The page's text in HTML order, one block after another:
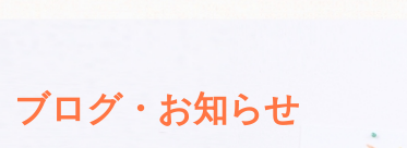
ブログ・お知らせ